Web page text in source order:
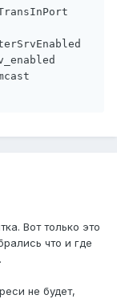
Вот только это
что и где
не будет,